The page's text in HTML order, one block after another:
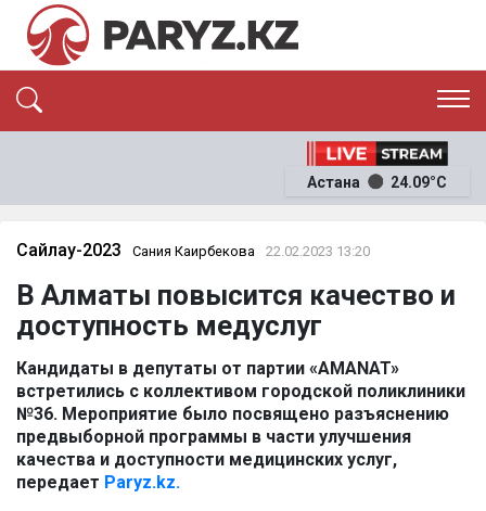
ЭКОНОМИКА
ОҚИҒА
News
Астана 24.09°C
Сайлау-2023 Сания Каирбекова 22.02.2023 13:20
В Алматы повысится качество и
доступность медуслуг
Кандидаты в депутаты от партии «AMANAT»
встретились с коллективом городской поликлиники
№36. Мероприятие было посвящено разъяснению
предвыборной программы в части улучшения
качества и доступности медицинских услуг,
передает Paryz.kz.